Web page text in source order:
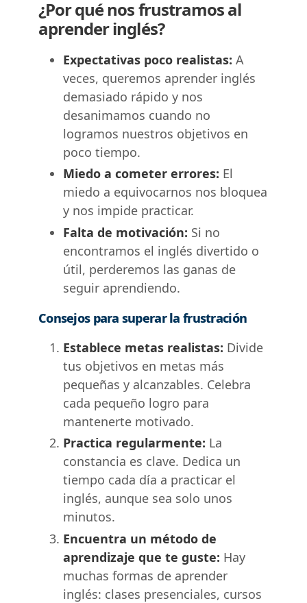
¿Por qué nos frustramos al
aprender inglés?
Expectativas poco realistas: A
veces, queremos aprender inglés
demasiado rápido y nos
desanimamos cuando no
logramos nuestros objetivos en
poco tiempo.
Miedo a cometer errores: El
miedo a equivocarnos nos bloquea
y nos impide practicar.
Falta de motivación: Si no
encontramos el inglés divertido o
útil, perderemos las ganas de
seguir aprendiendo.
Consejos para superar la frustración
Establece metas realistas: Divide
tus objetivos en metas más
pequeñas y alcanzables. Celebra
cada pequeño logro para
mantenerte motivado.
Practica regularmente: La
constancia es clave. Dedica un
tiempo cada día a practicar el
inglés, aunque sea solo unos
minutos.
Encuentra un método de
aprendizaje que te guste: Hay
muchas formas de aprender
inglés: clases presenciales, cursos